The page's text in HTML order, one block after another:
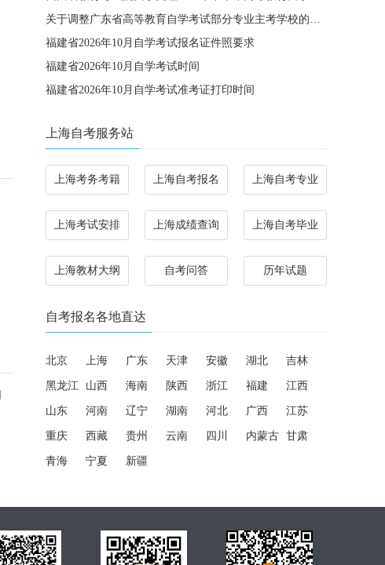
关于调整广东省高等教育自学考试部分专业主考学校的通知
福建省2026年10月自学考试报名证件照要求
福建省2026年10月自学考试时间
福建省2026年10月自学考试准考证打印时间
上海自考服务站
上海考务考籍 上海自考报名 上海自考专业
上海考试安排 上海成绩查询 上海自考毕业
上海教材大纲 自考问答 历年试题
自考报名各地直达
北京 上海 广东 天津 安徽 湖北 吉林
黑龙江 山西 海南 陕西 浙江 福建 江西
山东 河南 辽宁 湖南 河北 广西 江苏
重庆 西藏 贵州 云南 四川 内蒙古 甘肃
青海 宁夏 新疆